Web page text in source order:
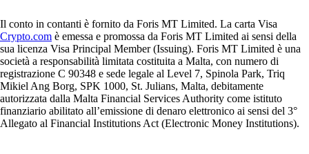
Il conto in contanti è fornito da Foris MT Limited. La carta Visa
Crypto.com è emessa e promossa da Foris MT Limited ai sensi della
sua licenza Visa Principal Member (Issuing). Foris MT Limited è una
società a responsabilità limitata costituita a Malta, con numero di
registrazione C 90348 e sede legale al Level 7, Spinola Park, Triq
Mikiel Ang Borg, SPK 1000, St. Julians, Malta, debitamente
autorizzata dalla Malta Financial Services Authority come istituto
finanziario abilitato all’emissione di denaro elettronico ai sensi del 3°
Allegato al Financial Institutions Act (Electronic Money Institutions).